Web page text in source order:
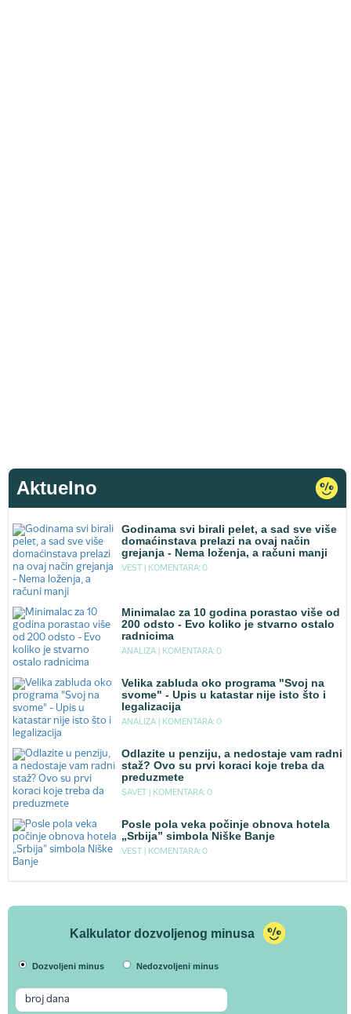
Aktuelno
Godinama svi birali pelet, a sad sve više
domaćinstava prelazi na ovaj način
grejanja - Nema loženja, a računi manji
VEST | KOMENTARA: 0
Minimalac za 10 godina porastao više od
200 odsto - Evo koliko je stvarno ostalo
radnicima
ANALIZA | KOMENTARA: 0
Velika zabluda oko programa "Svoj na
svome" - Upis u katastar nije isto što i
legalizacija
ANALIZA | KOMENTARA: 0
Odlazite u penziju, a nedostaje vam radni
staž? Ovo su prvi koraci koje treba da
preduzmete
SAVET | KOMENTARA: 0
Posle pola veka počinje obnova hotela
„Srbija” simbola Niške Banje
VEST | KOMENTARA: 0
Kalkulator dozvoljenog minusa
Dozvoljeni minus Nedozvoljeni minus